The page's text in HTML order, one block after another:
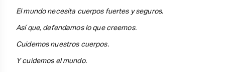
El mundo necesita cuerpos fuertes y seguros.
Así que, defendamos lo que creemos.
Cuidemos nuestros cuerpos.
Y cuidemos el mundo.